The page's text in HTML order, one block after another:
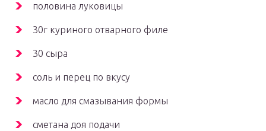
половина луковицы
30г куриного отварного филе
30 сыра
соль и перец по вкусу
масло для смазывания формы
сметана доя подачи